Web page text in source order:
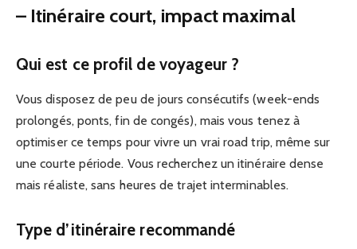
– Itinéraire court, impact maximal
Qui est ce profil de voyageur ?
Vous disposez de peu de jours consécutifs (week-ends
prolongés, ponts, fin de congés), mais vous tenez à
optimiser ce temps pour vivre un vrai road trip, même sur
une courte période. Vous recherchez un itinéraire dense
mais réaliste, sans heures de trajet interminables.
Type d’itinéraire recommandé